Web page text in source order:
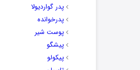
پدر گواردیولا
پدرخوانده
پوست شیر
پیشگو
پیکولو